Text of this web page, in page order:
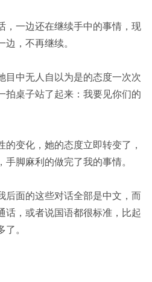
一边还在继续手中的事情，现
，不再继续。
中无人自以为是的态度一次次
拍桌子站了起来：我要见你们的
变化，她的态度立即转变了，
脚麻利的做完了我的事情。
面的这些对话全部是中文，而
话，或者说国语都很标准，比起
。